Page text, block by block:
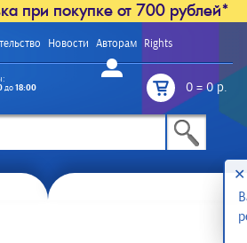
при покупке от 700 рублей*
Новости Авторам Rights
Войти
0=0 р.
до18:00
✕